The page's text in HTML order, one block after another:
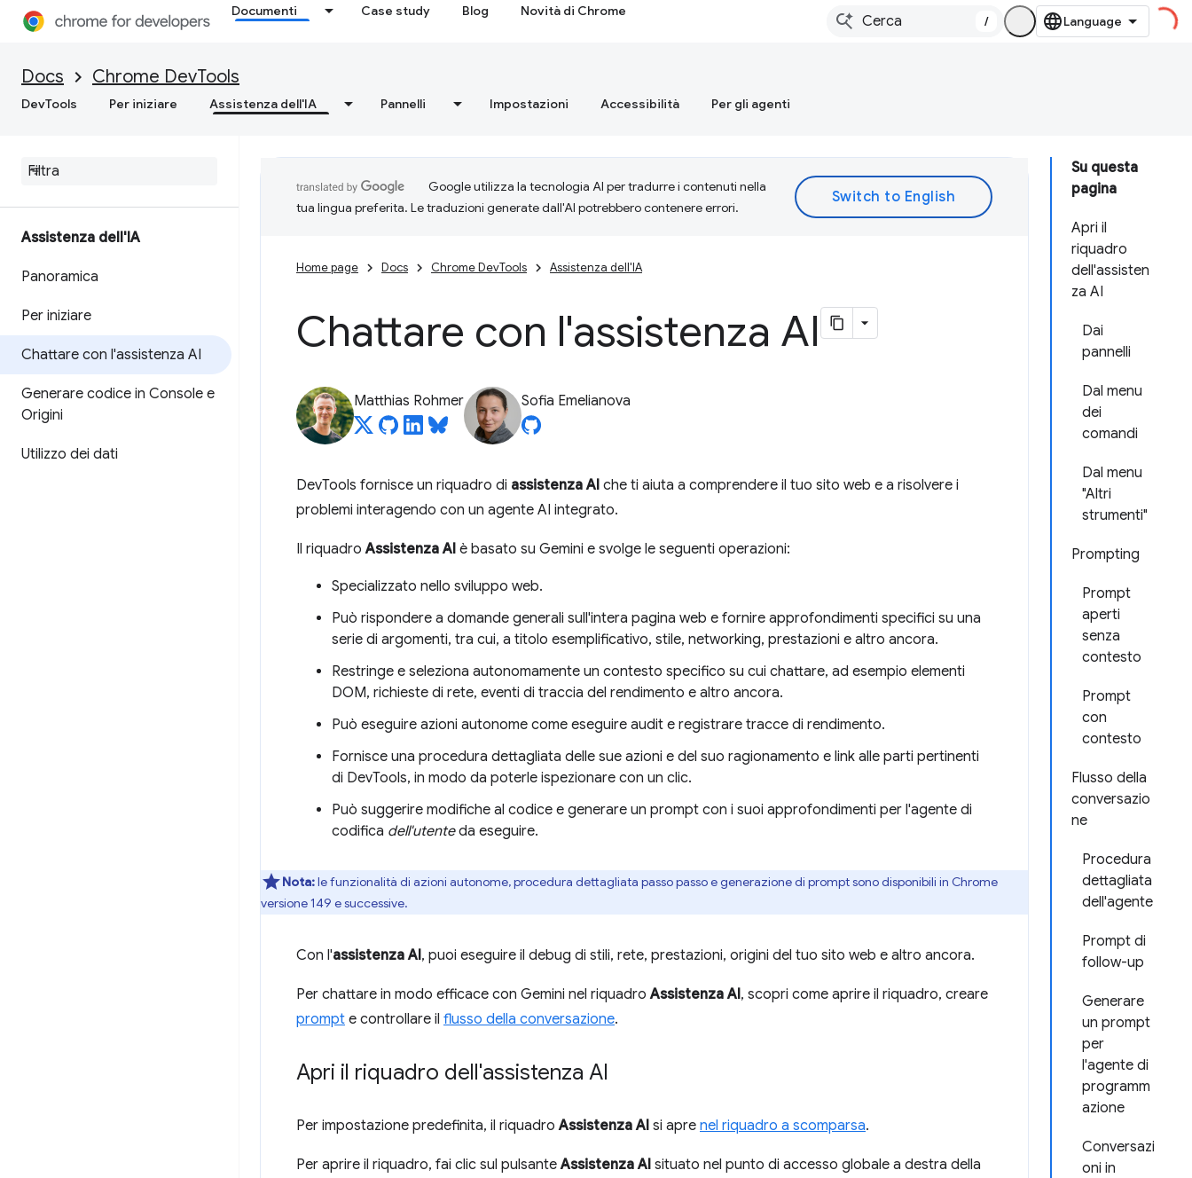
Documenti Case study Blog Novità di Chrome
/
Docs Chrome DevTools
DevTools Per iniziare Assistenza dell'IA Pannelli Impostazioni Accessibilità Per gli agenti
Assistenza dell'IA
Panoramica
Per iniziare
Chattare con l'assistenza AI
Generare codice in Console e
Origini
Utilizzo dei dati
Su questa
pagina
Apri il
riquadro
dell'assisten
za AI
Dai
pannelli
Dal menu
dei
comandi
Dal menu
"Altri
strumenti"
Prompting
Prompt
aperti
senza
contesto
Prompt
con
contesto
Flusso della
conversazio
ne
Procedura
dettagliata
dell'agente
Prompt di
follow-up
Generare
un prompt
per
l'agente di
programm
azione
Conversazi
oni in
Google utilizza la tecnologia AI per tradurre i contenuti nella
tua lingua preferita. Le traduzioni generate dall'AI potrebbero contenere errori.
Home page Docs Chrome DevTools Assistenza dell'IA
Chattare con l'assistenza AI
Matthias Rohmer Sofia Emelianova
DevTools fornisce un riquadro di assistenza AI che ti aiuta a comprendere il tuo sito web e a risolvere i
problemi interagendo con un agente AI integrato.
Il riquadroAssistenza AI è basato su Gemini e svolge le seguenti operazioni:
Specializzato nello sviluppo web.
Può rispondere a domande generali sull'intera pagina web e fornire approfondimenti specifici su una
serie di argomenti, tra cui, a titolo esemplificativo, stile, networking, prestazioni e altro ancora.
Restringe e seleziona autonomamente un contesto specifico su cui chattare, ad esempio elementi
DOM, richieste di rete, eventi di traccia del rendimento e altro ancora.
Può eseguire azioni autonome come eseguire audit e registrare tracce di rendimento.
Fornisce una procedura dettagliata delle sue azioni e del suo ragionamento e link alle parti pertinenti
di DevTools, in modo da poterle ispezionare con un clic.
Può suggerire modifiche al codice e generare un prompt con i suoi approfondimenti per l'agente di
codifica dell'utenteda eseguire.
Nota:le funzionalità di azioni autonome, procedura dettagliata passo passo e generazione di prompt sono disponibili in Chrome
versione 149 e successive.
Con l'assistenza AI, puoi eseguire il debug di stili, rete, prestazioni, origini del tuo sito web e altro ancora.
Per chattare in modo efficace con Gemini nel riquadroAssistenza AI, scopri come aprire il riquadro, creare
prompt e controllare il flusso della conversazione.
Apri il riquadro dell'assistenza AI
Per impostazione predefinita, il riquadroAssistenza AI si apre nel riquadro a scomparsa.
Per aprire il riquadro, fai clic sul pulsanteAssistenza AI situato nel punto di accesso globale a destra della